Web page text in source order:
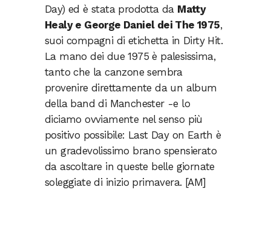
Day) ed è stata prodotta da Matty
Healy e George Daniel dei The 1975,
suoi compagni di etichetta in Dirty Hit.
La mano dei due 1975 è palesissima,
tanto che la canzone sembra
provenire direttamente da un album
della band di Manchester -e lo
diciamo ovviamente nel senso più
positivo possibile: Last Day on Earth è
un gradevolissimo brano spensierato
da ascoltare in queste belle giornate
soleggiate di inizio primavera. [AM]